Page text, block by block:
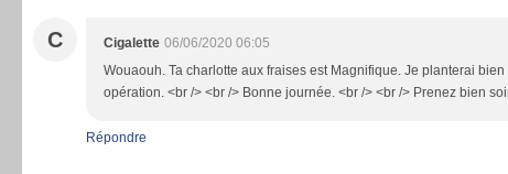
C Cigalette 06/06/2020 06:05
Wouaouh. Ta charlotte aux fraises est Magnifique. Je planterai
opération. <br /> <br /> Bonne journée. <br /> <br /> Prenez bien
Répondre